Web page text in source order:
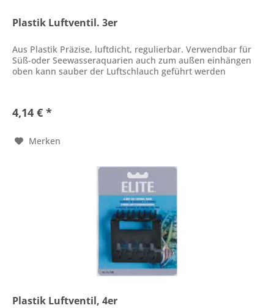
Plastik Luftventil. 3er
Aus Plastik Präzise, luftdicht, regulierbar. Verwendbar für
Süß-oder Seewasseraquarien auch zum außen einhängen
oben kann sauber der Luftschlauch geführt werden
4,14 € *
Merken
Plastik Luftventil, 4er